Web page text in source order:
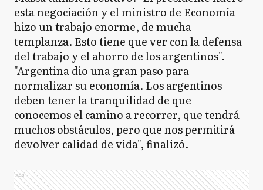
esta negociación y el ministro de Economía
hizo un trabajo enorme, de mucha
templanza. Esto tiene que ver con la defensa
del trabajo y el ahorro de los argentinos".
"Argentina dio una gran paso para
normalizar su economía. Los argentinos
deben tener la tranquilidad de que
conocemos el camino a recorrer, que tendrá
muchos obstáculos, pero que nos permitirá
devolver calidad de vida", finalizó.
Ads